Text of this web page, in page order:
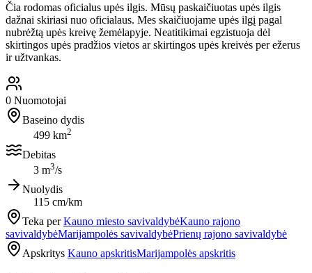
Čia rodomas oficialus upės ilgis. Mūsų paskaičiuotas upės ilgis
dažnai skiriasi nuo oficialaus. Mes skaičiuojame upės ilgį pagal
nubrėžtą upės kreivę žemėlapyje. Neatitikimai egzistuoja dėl
skirtingos upės pradžios vietos ar skirtingos upės kreivės per ežerus
ir užtvankas.
0 Nuomotojai
Baseino dydis
499 km2
Debitas
3 m3/s
Nuolydis
115 cm/km
Teka per Kauno miesto savivaldybėKauno rajono
savivaldybėMarijampolės savivaldybėPrienų rajono savivaldybė
Apskritys Kauno apskritisMarijampolės apskritis